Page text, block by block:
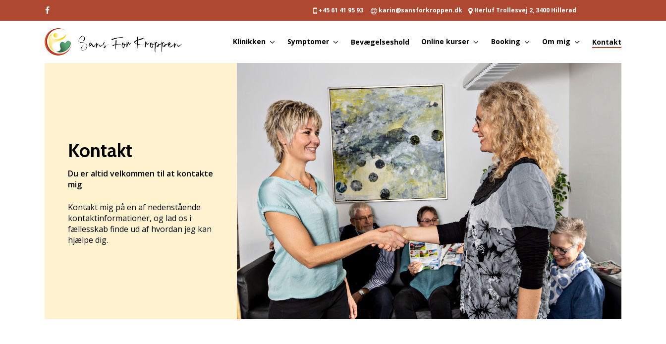
facebook
+45 61 41 95 93 karin@sansforkroppen.dk Herluf Trollesvej 2, 3400 Hillerød
Klinikken Symptomer Bevægelseshold Online kurser Booking Om mig Kontakt
Kontakt
Du er altid velkommen til at kontakte
mig
Kontakt mig på en af nedenstående
kontaktinformationer, og lad os i
fællesskab finde ud af hvordan jeg kan
hjælpe dig.